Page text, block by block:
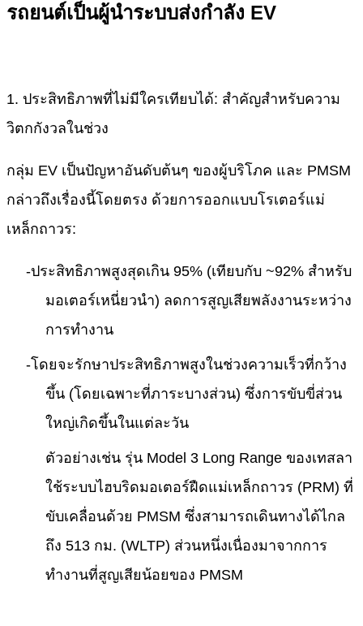
รถยนต์เป็นผู้นำระบบส่งกำลัง EV
1. ประสิทธิภาพที่ไม่มีใครเทียบได้: สำคัญสำหรับความ
วิตกกังวลในช่วง
กลุ่ม EV เป็นปัญหาอันดับต้นๆ ของผู้บริโภค และ PMSM
กล่าวถึงเรื่องนี้โดยตรง ด้วยการออกแบบโรเตอร์แม่
เหล็กถาวร:
-ประสิทธิภาพสูงสุดเกิน 95% (เทียบกับ ~92% สำหรับ
มอเตอร์เหนี่ยวนำ) ลดการสูญเสียพลังงานระหว่าง
การทำงาน
-โดยจะรักษาประสิทธิภาพสูงในช่วงความเร็วที่กว้าง
ขึ้น (โดยเฉพาะที่ภาระบางส่วน) ซึ่งการขับขี่ส่วน
ใหญ่เกิดขึ้นในแต่ละวัน
ตัวอย่างเช่น รุ่น Model 3 Long Range ของเทสลา
ใช้ระบบไฮบริดมอเตอร์ฝืดแม่เหล็กถาวร (PRM) ที่
ขับเคลื่อนด้วย PMSM ซึ่งสามารถเดินทางได้ไกล
ถึง 513 กม. (WLTP) ส่วนหนึ่งเนื่องมาจากการ
ทำงานที่สูญเสียน้อยของ PMSM